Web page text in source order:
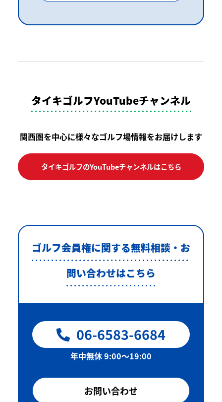
タイキゴルフYouTubeチャンネル
関西圏を中心に様々なゴルフ場情報をお届けします
タイキゴルフのYouTubeチャンネルはこちら
ゴルフ会員権に関する無料相談・お
問い合わせはこちら
06-6583-6684
年中無休 9:00〜19:00
お問い合わせ